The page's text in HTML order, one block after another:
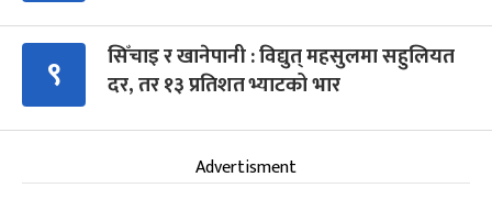
९
सिँचाइ र खानेपानी : विद्युत् महसुलमा सहुलियत
दर, तर १३ प्रतिशत भ्याटको भार
Advertisment